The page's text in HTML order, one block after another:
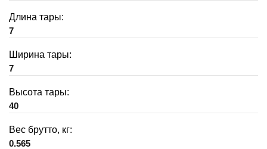
Длина тары:
7
Ширина тары:
7
Высота тары:
40
Вес брутто, кг:
0.565